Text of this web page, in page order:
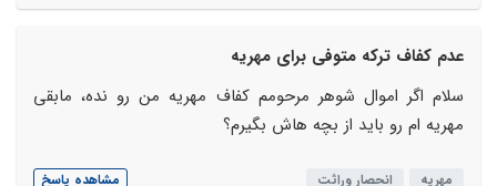
عدم کفاف ترکه متوفی برای مهریه
سلام اگر اموال شوهر مرحومم کفاف مهریه من رو نده، مابقی
مهریه ام رو باید از بچه هاش بگیرم؟
مهریه انحصار وراثت مشاهده پاسخ